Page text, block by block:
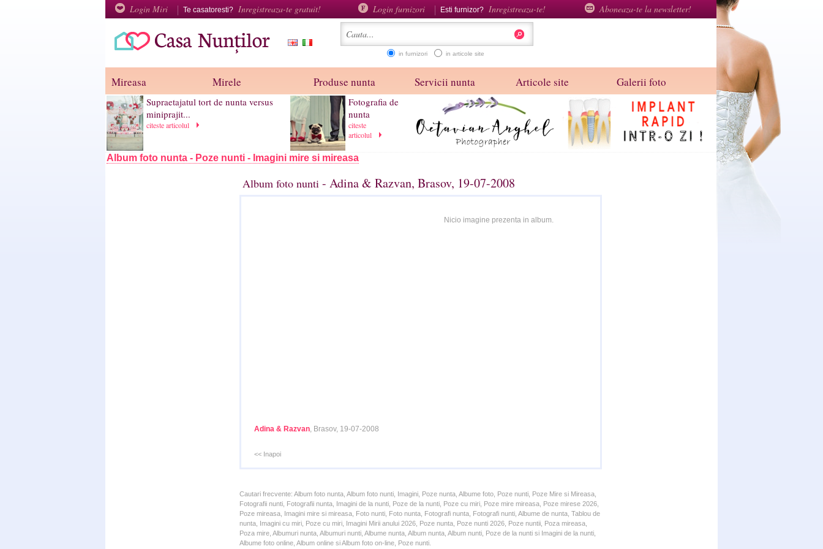
Login Miri Te casatoresti? Inregistreaza-te gratuit! Login furnizori Esti furnizor? Inregistreaza-te! Aboneaza-te la newsletter!
in furnizori in articole site
Mireasa Mirele Produse nunta Servicii nunta Articole site Galerii foto
Supraetajatul tort de nunta versus
miniprajit...
citeste articolul
Fotografia de
nunta
citeste
articolul
Album foto nunta - Poze nunti - Imagini mire si mireasa
Album foto nunti - Adina & Razvan, Brasov, 19-07-2008
Nicio imagine prezenta in album.
Adina & Razvan, Brasov, 19-07-2008
<< Inapoi
Cautari frecvente: Album foto nunta, Album foto nunti, Imagini, Poze nunta, Albume foto, Poze nunti, Poze Mire si Mireasa,
Fotografii nunti, Fotografii nunta, Imagini de la nunti, Poze de la nunti, Poze cu miri, Poze mire mireasa, Poze mirese 2026,
Poze mireasa, Imagini mire si mireasa, Foto nunti, Foto nunta, Fotografi nunta, Fotografi nunti, Albume de nunta, Tablou de
nunta, Imagini cu miri, Poze cu miri, Imagini Mirii anului 2026, Poze nunta, Poze nunti 2026, Poze nuntii, Poza mireasa,
Poza mire, Albumuri nunta, Albumuri nunti, Albume nunta, Album nunta, Album nunti, Poze de la nunti si Imagini de la nunti,
Albume foto online, Album online si Album foto on-line, Poze nunti.